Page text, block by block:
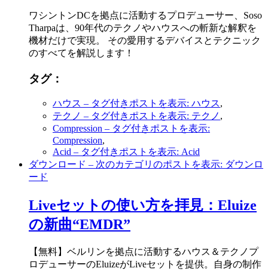
ワシントンDCを拠点に活動するプロデューサー、Soso
Tharpaは、90年代のテクノやハウスへの斬新な解釈を
機材だけで実現。 その愛用するデバイスとテクニック
のすべてを解説します！
タグ：
ハウス – タグ付きポストを表示: ハウス,
テクノ – タグ付きポストを表示: テクノ ,
Compression – タグ付きポストを表示:
Compression,
Acid – タグ付きポストを表示: Acid
ダウンロード – 次のカテゴリのポストを表示: ダウンロ
ード
Liveセットの使い方を拝見：Eluize
の新曲“EMDR”
【無料】ベルリンを拠点に活動するハウス＆テクノプ
ロデューサーのEluizeがLiveセットを提供。自身の制作